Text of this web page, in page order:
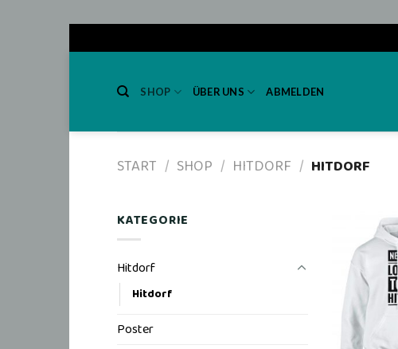
SHOP ÜBER UNS ABMELDEN
START / SHOP / HITDORF / HITDORF
KATEGORIE
Hitdorf
Hitdorf
Poster